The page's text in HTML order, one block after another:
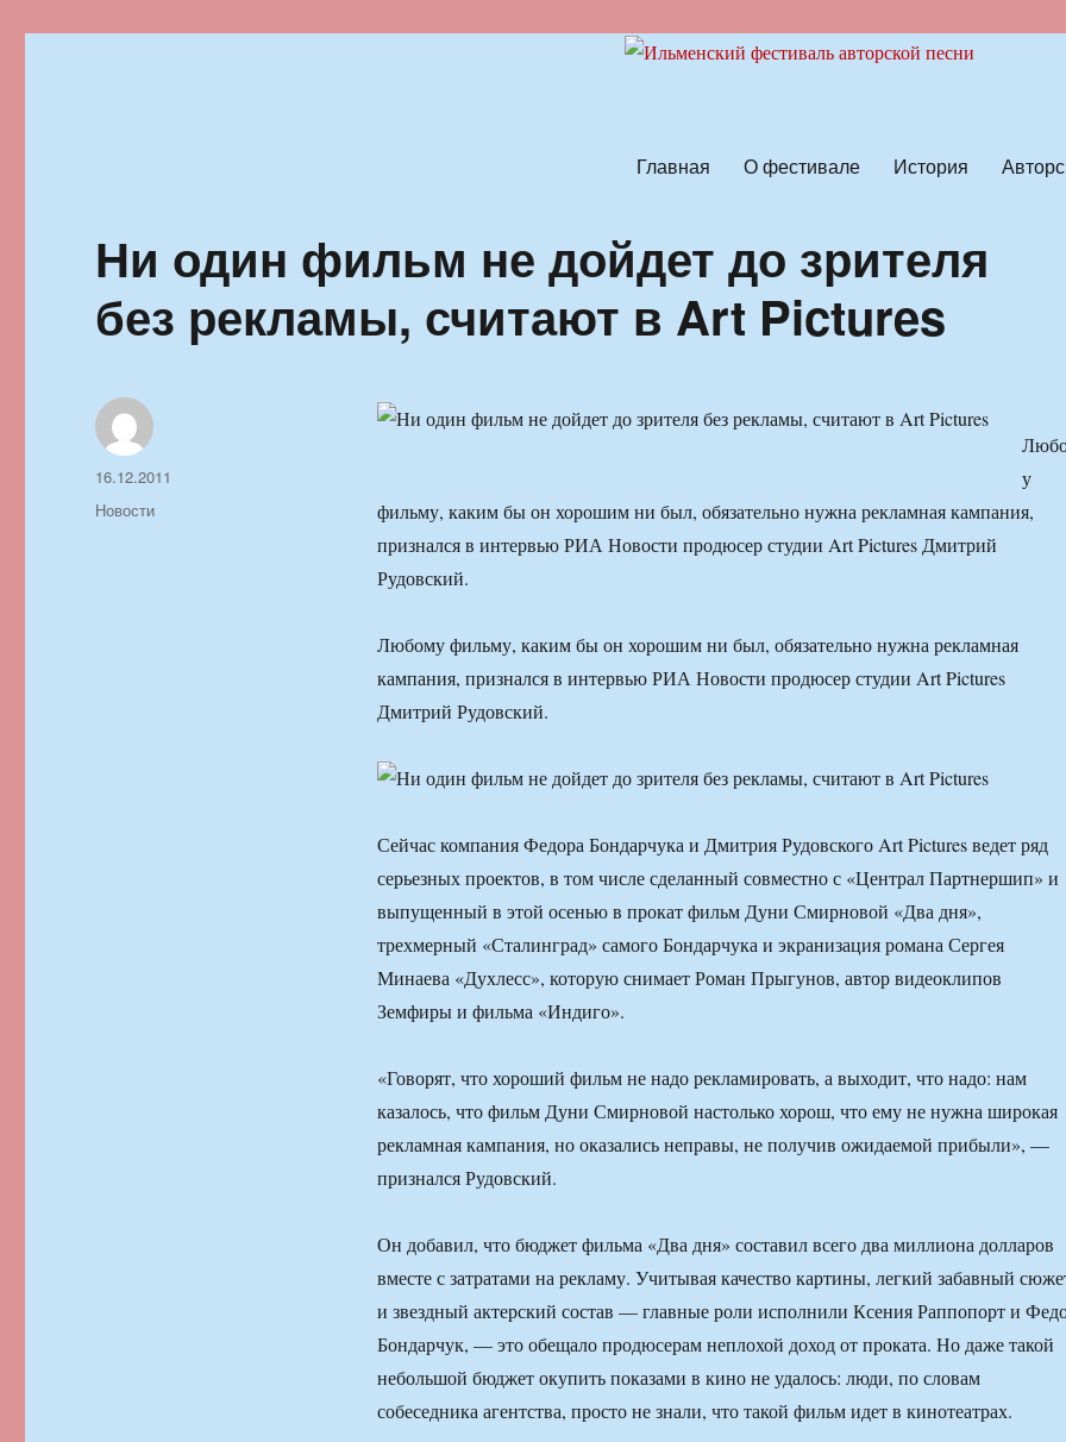
Главная О фестивале История
Ни один фильм не дойдет до зрителя
без рекламы, считают в Art Pictures
у
фильму, каким бы он хорошим ни был, обязательно нужна рекламная кампания,
признался в интервью РИА Новости продюсер студии Art Pictures Дмитрий
Рудовский.
Любому фильму, каким бы он хорошим ни был, обязательно нужна рекламная
кампания, признался в интервью РИА Новости продюсер студии Art Pictures
Дмитрий Рудовский.
Сейчас компания Федора Бондарчука и Дмитрия Рудовского Art Pictures ведет ряд
серьезных проектов, в том числе сделанный совместно с «Централ Партнершип» и
выпущенный в этой осенью в прокат фильм Дуни Смирновой «Два дня»,
трехмерный «Сталинград» самого Бондарчука и экранизация романа Сергея
Минаева «Духлесс», которую снимает Роман Прыгунов, автор видеоклипов
Земфиры и фильма «Индиго».
«Говорят, что хороший фильм не надо рекламировать, а выходит, что надо: нам
казалось, что фильм Дуни Смирновой настолько хорош, что ему не нужна широкая
рекламная кампания, но оказались неправы, не получив ожидаемой прибыли», —
признался Рудовский.
Он добавил, что бюджет фильма «Два дня» составил всего два миллиона долларов
вместе с затратами на рекламу. Учитывая качество картины, легкий забавный
и звездный актерский состав — главные роли исполнили Ксения Раппопорт и
Бондарчук, — это обещало продюсерам неплохой доход от проката. Но даже такой
небольшой бюджет окупить показами в кино не удалось: люди, по словам
собеседника агентства, просто не знали, что такой фильм идет в кинотеатрах.
Автор
Опубликовано
16.12.2011
Рубрики
Новости